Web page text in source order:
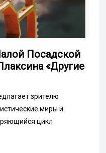
Посадской
«Другие
зрителю
миры и
цикл